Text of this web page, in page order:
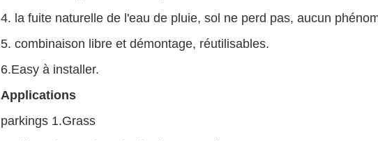
4. la fuite naturelle de l'eau de pluie, sol ne perd pas, aucun
5. combinaison libre et démontage, réutilisables.
6.Easy à installer.
Applications
parkings 1.Grass